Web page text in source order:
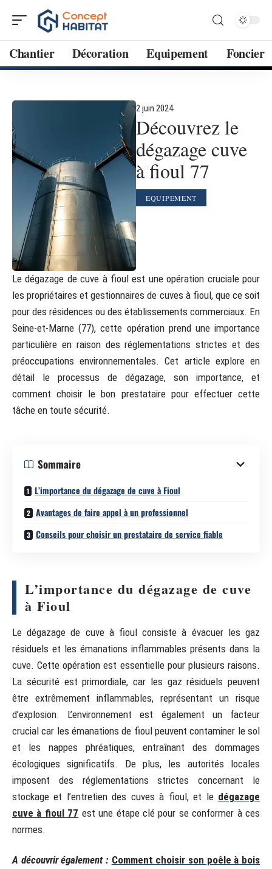
Chantier Décoration Equipement Foncier
2 juin 2024
Découvrez le
dégazage cuve
à fioul 77
EQUIPEMENT
Le dégazage de cuve à fioul est une opération cruciale pour
les propriétaires et gestionnaires de cuves à fioul, que ce soit
pour des résidences ou des établissements commerciaux. En
Seine-et-Marne (77), cette opération prend une importance
particulière en raison des réglementations strictes et des
préoccupations environnementales. Cet article explore en
détail le processus de dégazage, son importance, et
comment choisir le bon prestataire pour effectuer cette
tâche en toute sécurité.
Sommaire
L’importance du dégazage de cuve à Fioul
Avantages de faire appel à un professionnel
Conseils pour choisir un prestataire de service fiable
L’importance du dégazage de cuve
à Fioul
Le dégazage de cuve à fioul consiste à évacuer les gaz
résiduels et les émanations inflammables présents dans la
cuve. Cette opération est essentielle pour plusieurs raisons.
La sécurité est primordiale, car les gaz résiduels peuvent
être extrêmement inflammables, représentant un risque
d’explosion. L’environnement est également un facteur
crucial car les émanations de fioul peuvent contaminer le sol
et les nappes phréatiques, entraînant des dommages
écologiques significatifs. De plus, les autorités locales
imposent des réglementations strictes concernant le
stockage et l’entretien des cuves à fioul, et le dégazage
cuve à fioul 77 est une étape clé pour se conformer à ces
normes.
A découvrir également : Comment choisir son poêle à bois